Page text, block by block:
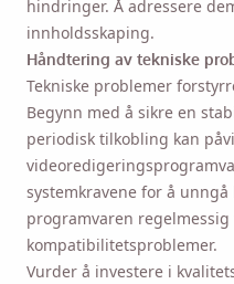
hindringer. Å adressere
innholdsskaping.
Håndtering av tekniske
Tekniske problemer
Begynn med å sikre en
periodisk tilkobling kan
systemkravene for å
programvaren
kompatibilitetsproblemer.
Vurder å investere i